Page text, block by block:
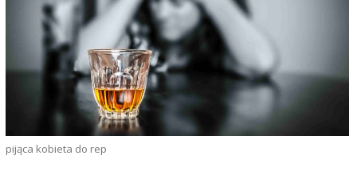
pijąca kobieta do rep